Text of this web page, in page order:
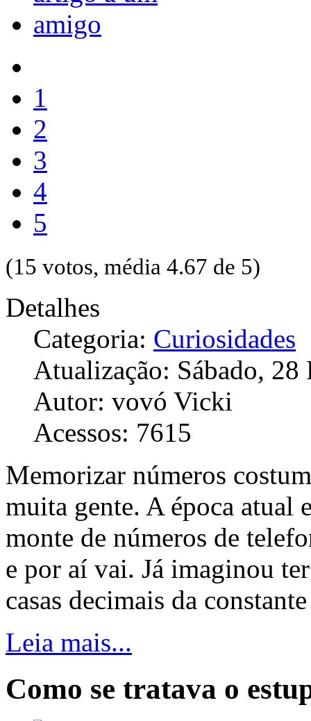
1
2
3
4
5
(15 votos, média 4.67 de 5)
Detalhes
Categoria: Curiosidades
Atualização: Sábado,
Autor: vovó Vicki
Acessos: 7615
Memorizar números
muita gente. A época atual
monte de números de
e por aí vai. Já imaginou
casas decimais da
Leia mais...
Como se tratava o